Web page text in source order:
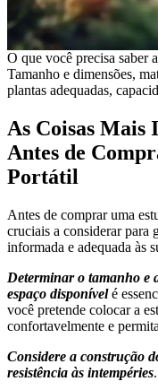
O que você precisa saber
Tamanho e dimensões,
plantas adequadas,
As Coisas Mais
Antes de
Portátil
Antes de comprar uma
cruciais a considerar para
informada e adequada às
Determinar o tamanho e
espaço disponívelé
você pretende colocar a
confortavelmente e
Considere a construção
resistência às intempéries.